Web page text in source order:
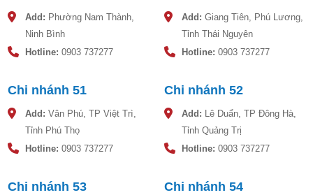
Add: Phường Nam Thành,
Ninh Bình
Hotline: 0903 737277
Add: Giang Tiên, Phú Lương,
Tỉnh Thái Nguyên
Hotline: 0903 737277
Chi nhánh 51
Add: Vân Phú, TP Việt Trì,
Tỉnh Phú Thọ
Hotline: 0903 737277
Chi nhánh 52
Add: Lê Duẩn, TP Đông Hà,
Tỉnh Quảng Trị
Hotline: 0903 737277
Chi nhánh 53 Chi nhánh 54